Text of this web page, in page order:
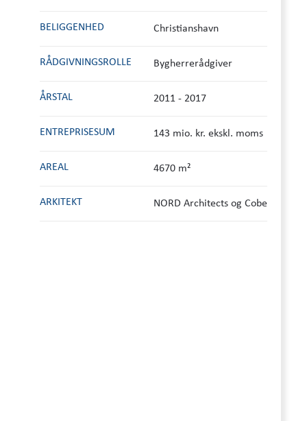
BELIGGENHED Christianshavn
RÅDGIVNINGS­ROLLE Bygherrerådgiver
ÅRSTAL 2011 - 2017
ENTREPRISESUM 143 mio. kr. ekskl. moms
AREAL 4670 m²
ARKITEKT NORD Architects og Cobe